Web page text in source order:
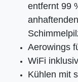
entfernt 99
Aerowings
WiFi
Kühlen mit